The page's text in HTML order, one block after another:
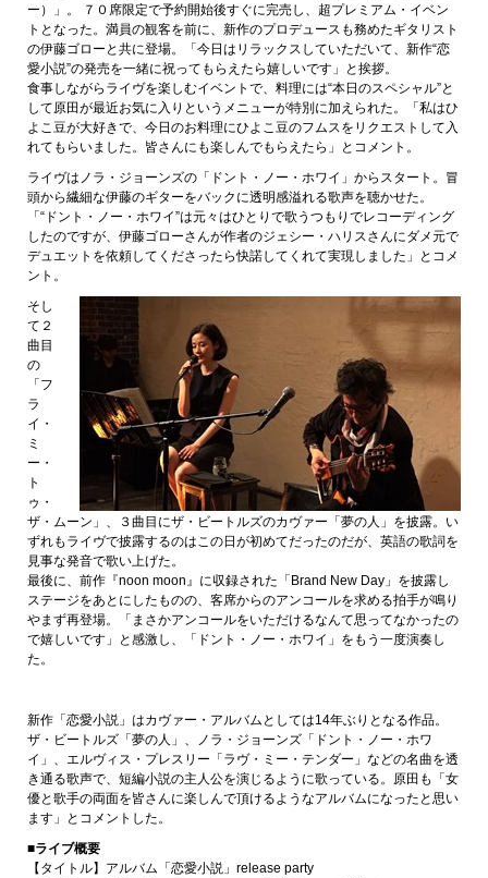
ー）」。 ７０席限定で予約開始後すぐに完売し、超プレミアム・イベン
トとなった。満員の観客を前に、新作のプロデュースも務めたギタリスト
の伊藤ゴローと共に登場。「今日はリラックスしていただいて、新作“恋
愛小説”の発売を一緒に祝ってもらえたら嬉しいです」と挨拶。
食事しながらライヴを楽しむイベントで、料理には“本日のスペシャル”と
して原田が最近お気に入りというメニューが特別に加えられた。「私はひ
よこ豆が大好きで、今日のお料理にひよこ豆のフムスをリクエストして入
れてもらいました。皆さんにも楽しんでもらえたら」とコメント。
ライヴはノラ・ジョーンズの「ドント・ノー・ホワイ」からスタート。冒
頭から繊細な伊藤のギターをバックに透明感溢れる歌声を聴かせた。
「“ドント・ノー・ホワイ”は元々はひとりで歌うつもりでレコーディング
したのですが、伊藤ゴローさんが作者のジェシー・ハリスさんにダメ元で
デュエットを依頼してくださったら快諾してくれて実現しました」とコメ
ント。
そし
て２
曲目
の
「フ
ラ
イ・
ミ
ー・
ト
ゥ・
ザ・ムーン」、３曲目にザ・ビートルズのカヴァー「夢の人」を披露。い
ずれもライヴで披露するのはこの日が初めてだったのだが、英語の歌詞を
見事な発音で歌い上げた。
最後に、前作『noon moon』に収録された「Brand New Day」を披露し
ステージをあとにしたものの、客席からのアンコールを求める拍手が鳴り
やまず再登場。「まさかアンコールをいただけるなんて思ってなかったの
で嬉しいです」と感激し、「ドント・ノー・ホワイ」をもう一度演奏し
た。
新作「恋愛小説」はカヴァー・アルバムとしては14年ぶりとなる作品。
ザ・ビートルズ「夢の人」、ノラ・ジョーンズ「ドント・ノー・ホワ
イ」、エルヴィス・プレスリー「ラヴ・ミー・テンダー」などの名曲を透
き通る歌声で、短編小説の主人公を演じるように歌っている。原田も「女
優と歌手の両面を皆さんに楽しんで頂けるようなアルバムになったと思い
ます」とコメントした。
■ライブ概要
【タイトル】アルバム「恋愛小説」release party